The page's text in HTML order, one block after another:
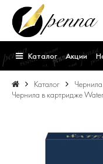
Каталог Акции
Каталог
Чернила в картридже